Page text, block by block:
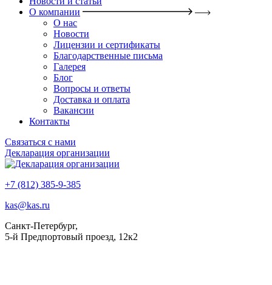
О компании
О нас
Новости
Лицензии и сертификаты
Благодарственные письма
Галерея
Блог
Вопросы и ответы
Доставка и оплата
Вакансии
Контакты
Связаться с нами
Декларация организации
+7 (812) 385-9-385
kas@kas.ru
Санкт-Петербург,
5-й Предпортовый проезд, 12к2